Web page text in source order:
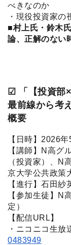
べきなのか
・現役投資家
■村上氏・鈴木
論、正解のない
☑︎ 「【投資部
最前線から考
概要
【日時】2026
【講師】N高
（投資家）、
京大学公共政策
【進行】石田紗
【参加生徒】
定）
【配信URL】
・ニコニコ生放
0483949